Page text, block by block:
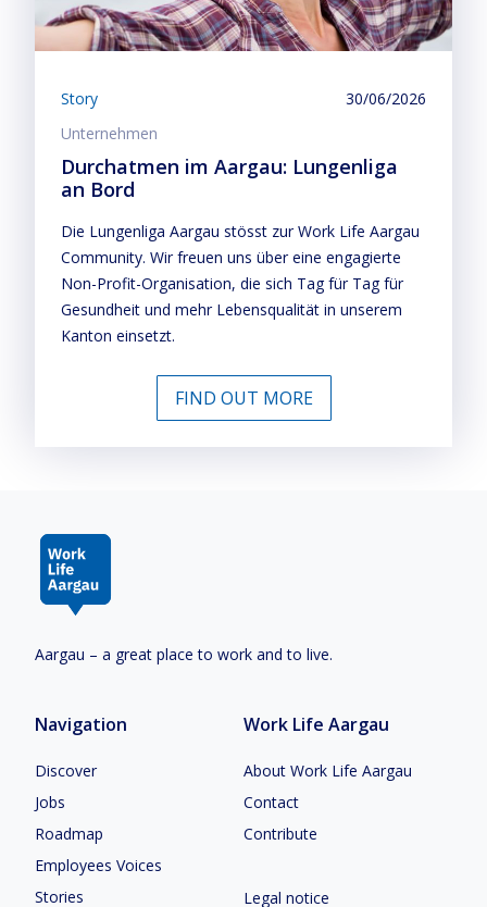
Story
30/06/2026
Unternehmen
Durchatmen im Aargau: Lungenliga
an Bord
Die Lungenliga Aargau stösst zur Work Life Aargau
Community. Wir freuen uns über eine engagierte
Non-Profit-Organisation, die sich Tag für Tag für
Gesundheit und mehr Lebensqualität in unserem
Kanton einsetzt.
FIND OUT MORE
Aargau – a great place to work and to live.
Navigation
Discover
Jobs
Roadmap
Employees Voices
Stories
Work Life Aargau
About Work Life Aargau
Contact
Contribute
Legal notice